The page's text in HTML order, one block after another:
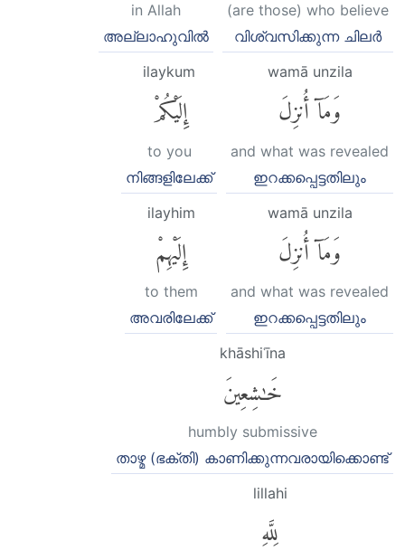
(are those) who believe
വിശ്വസിക്കുന്ന ചിലര്‍
in Allah
അല്ലാഹുവില്‍
wamā unzila
وَمَآ أُنزِلَ
and what was revealed
ഇറക്കപ്പെട്ടതിലും
ilaykum
إِلَيْكُمْ
to you
നിങ്ങളിലേക്ക്
wamā unzila
وَمَآ أُنزِلَ
and what was revealed
ഇറക്കപ്പെട്ടതിലും
ilayhim
إِلَيْهِمْ
to them
അവരിലേക്ക്
khāshiʿīna
خَٰشِعِينَ
humbly submissive
താഴ്മ (ഭക്തി) കാണിക്കുന്നവരായിക്കൊണ്ട്
lillahi
لِلَّهِ